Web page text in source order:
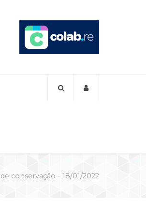
conservação - 18/01/2022